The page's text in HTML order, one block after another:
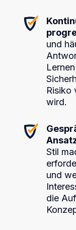
und
Risiko
wird.
Stil
und
die